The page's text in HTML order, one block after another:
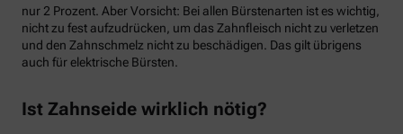
nur 2 Prozent. Aber Vorsicht: Bei allen Bürstenarten ist es wichtig,
nicht zu fest aufzudrücken, um das Zahnfleisch nicht zu verletzen
und den Zahnschmelz nicht zu beschädigen. Das gilt übrigens
auch für elektrische Bürsten.
Ist Zahnseide wirklich nötig?